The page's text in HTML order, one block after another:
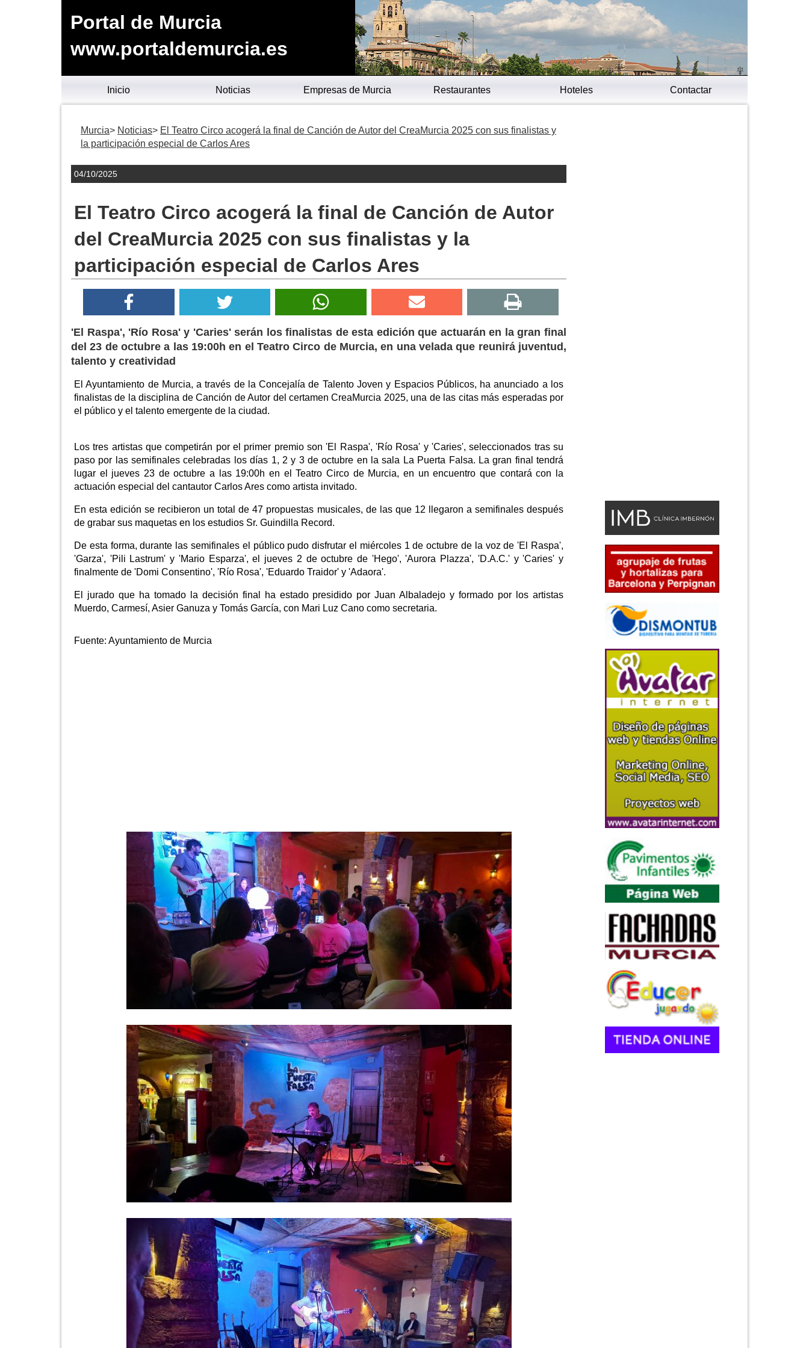
Portal de Murcia
www.portaldemurcia.es
Inicio Noticias Empresas de Murcia Restaurantes Hoteles Contactar
Murcia Noticias
El Teatro Circo acogerá la final de Canción de Autor del CreaMurcia 2025 con sus finalistas y
la participación especial de Carlos Ares
04/10/2025
El Teatro Circo acogerá la final de Canción de Autor
del CreaMurcia 2025 con sus finalistas y la
participación especial de Carlos Ares
'El Raspa', 'Río Rosa' y 'Caries' serán los finalistas de esta edición que actuarán en la gran final
del 23 de octubre a las 19:00h en el Teatro Circo de Murcia, en una velada que reunirá juventud,
talento y creatividad
El Ayuntamiento de Murcia, a través de la Concejalía de Talento Joven y Espacios Públicos, ha anunciado a los
finalistas de la disciplina de Canción de Autor del certamen CreaMurcia 2025, una de las citas más esperadas por
el público y el talento emergente de la ciudad.
Los tres artistas que competirán por el primer premio son 'El Raspa', 'Río Rosa' y 'Caries', seleccionados tras su
paso por las semifinales celebradas los días 1, 2 y 3 de octubre en la sala La Puerta Falsa. La gran final tendrá
lugar el jueves 23 de octubre a las 19:00h en el Teatro Circo de Murcia, en un encuentro que contará con la
actuación especial del cantautor Carlos Ares como artista invitado.
En esta edición se recibieron un total de 47 propuestas musicales, de las que 12 llegaron a semifinales después
de grabar sus maquetas en los estudios Sr. Guindilla Record.
De esta forma, durante las semifinales el público pudo disfrutar el miércoles 1 de octubre de la voz de 'El Raspa',
'Garza', 'Pili Lastrum' y 'Mario Esparza', el jueves 2 de octubre de 'Hego', 'Aurora Plazza', 'D.A.C.' y 'Caries' y
finalmente de 'Domi Consentino', 'Río Rosa', 'Eduardo Traidor' y 'Adaora'.
El jurado que ha tomado la decisión final ha estado presidido por Juan Albaladejo y formado por los artistas
Muerdo, Carmesí, Asier Ganuza y Tomás García, con Mari Luz Cano como secretaria.
Fuente: Ayuntamiento de Murcia